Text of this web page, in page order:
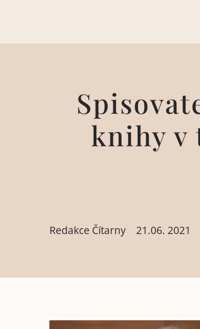
knihy v
Redakce Čítarny 21.06. 2021